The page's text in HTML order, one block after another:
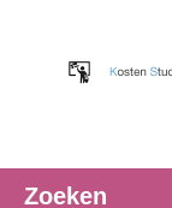
Zoeken